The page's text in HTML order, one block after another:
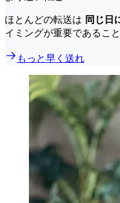
ほとんどの転送は 同じ日
イミングが重要であるこ
もっと早く送れ